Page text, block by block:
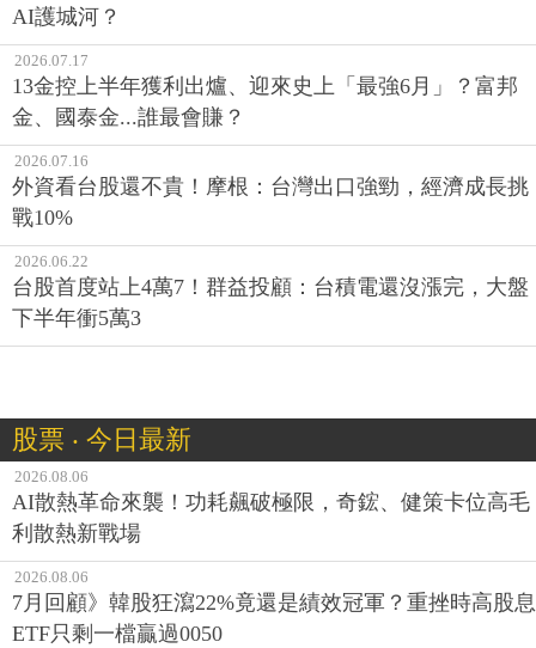
AI護城河？
2026.07.17
13金控上半年獲利出爐、迎來史上「最強6月」？富邦
金、國泰金...誰最會賺？
2026.07.16
外資看台股還不貴！摩根：台灣出口強勁，經濟成長挑
戰10%
2026.06.22
台股首度站上4萬7！群益投顧：台積電還沒漲完，大盤
下半年衝5萬3
股票 ‧ 今日最新
2026.08.06
AI散熱革命來襲！功耗飆破極限，奇鋐、健策卡位高毛
利散熱新戰場
2026.08.06
7月回顧》韓股狂瀉22%竟還是績效冠軍？重挫時高股息
ETF只剩一檔贏過0050